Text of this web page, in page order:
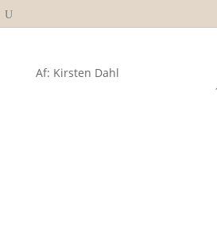
Af: Kirsten Dahl